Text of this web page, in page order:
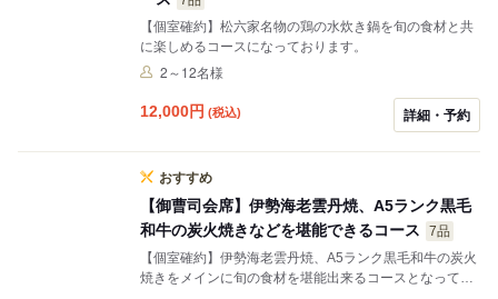
【個室確約】松六家名物の鶏の水炊き鍋を旬の食材と共
に楽しめるコースになっております。
2～12名様
12,000円 (税込) 詳細・予約
おすすめ
【御曹司会席】伊勢海老雲丹焼、A5ランク黒毛
和牛の炭火焼きなどを堪能できるコース
7品
【個室確約】伊勢海老雲丹焼、A5ランク黒毛和牛の炭火
焼きをメインに旬の食材を堪能出来るコースとなってお